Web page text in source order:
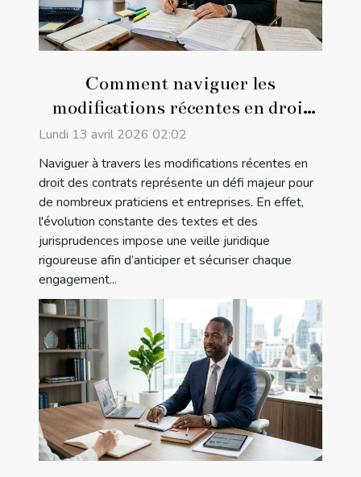
Comment naviguer les
modifications récentes en droit
des contrats ?
Lundi 13 avril 2026 02:02
Naviguer à travers les modifications récentes en
droit des contrats représente un défi majeur pour
de nombreux praticiens et entreprises. En effet,
l'évolution constante des textes et des
jurisprudences impose une veille juridique
rigoureuse afin d’anticiper et sécuriser chaque
engagement...